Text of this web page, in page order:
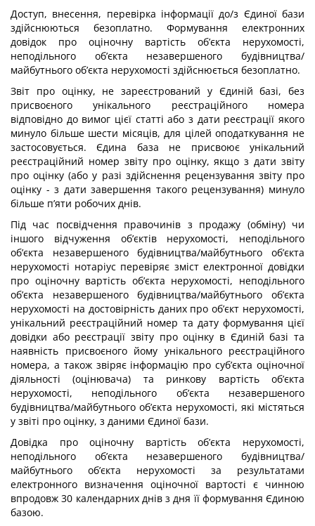
Доступ, внесення, перевірка інформації до/з Єдиної бази
здійснюються безоплатно. Формування електронних
довідок про оціночну вартість об’єкта нерухомості,
неподільного об’єкта незавершеного будівництва/
майбутнього об’єкта нерухомості здійснюється безоплатно.
Звіт про оцінку, не зареєстрований у Єдиній базі, без
присвоєного унікального реєстраційного номера
відповідно до вимог цієї статті або з дати реєстрації якого
минуло більше шести місяців, для цілей оподаткування не
застосовується. Єдина база не присвоює унікальний
реєстраційний номер звіту про оцінку, якщо з дати звіту
про оцінку (або у разі здійснення рецензування звіту про
оцінку - з дати завершення такого рецензування) минуло
більше п’яти робочих днів.
Під час посвідчення правочинів з продажу (обміну) чи
іншого відчуження об’єктів нерухомості, неподільного
об’єкта незавершеного будівництва/майбутнього об’єкта
нерухомості нотаріус перевіряє зміст електронної довідки
про оціночну вартість об’єкта нерухомості, неподільного
об’єкта незавершеного будівництва/майбутнього об’єкта
нерухомості на достовірність даних про об’єкт нерухомості,
унікальний реєстраційний номер та дату формування цієї
довідки або реєстрації звіту про оцінку в Єдиній базі та
наявність присвоєного йому унікального реєстраційного
номера, а також звіряє інформацію про суб’єкта оціночної
діяльності (оцінювача) та ринкову вартість об’єкта
нерухомості, неподільного об’єкта незавершеного
будівництва/майбутнього об’єкта нерухомості, які містяться
у звіті про оцінку, з даними Єдиної бази.
Довідка про оціночну вартість об’єкта нерухомості,
неподільного об’єкта незавершеного будівництва/
майбутнього об’єкта нерухомості за результатами
електронного визначення оціночної вартості є чинною
впродовж 30 календарних днів з дня її формування Єдиною
базою.